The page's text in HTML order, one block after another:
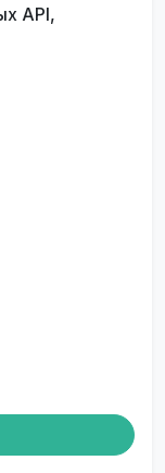
API,